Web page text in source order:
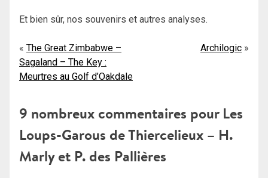
Et bien sûr, nos souvenirs et autres analyses.
Navigation
de
The Great Zimbabwe –
Sagaland – The Key :
Meurtres au Golf d’Oakdale
Archilogic
9 nombreux commentaires pour Les
Loups-Garous de Thiercelieux – H.
Marly et P. des Pallières